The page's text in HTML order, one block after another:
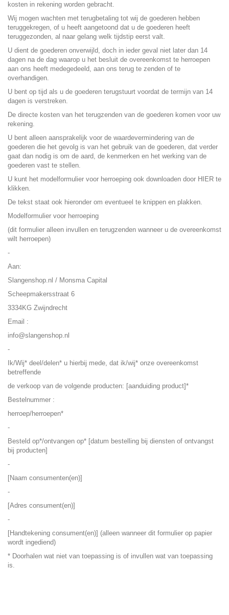
kosten in rekening worden gebracht.
Wij mogen wachten met terugbetaling tot wij de goederen hebben
teruggekregen, of u heeft aangetoond dat u de goederen heeft
teruggezonden, al naar gelang welk tijdstip eerst valt.
U dient de goederen onverwijld, doch in ieder geval niet later dan 14
dagen na de dag waarop u het besluit de overeenkomst te herroepen
aan ons heeft medegedeeld, aan ons terug te zenden of te
overhandigen.
U bent op tijd als u de goederen terugstuurt voordat de termijn van 14
dagen is verstreken.
De directe kosten van het terugzenden van de goederen komen voor uw
rekening.
U bent alleen aansprakelijk voor de waardevermindering van de
goederen die het gevolg is van het gebruik van de goederen, dat verder
gaat dan nodig is om de aard, de kenmerken en het werking van de
goederen vast te stellen.
U kunt het modelformulier voor herroeping ook downloaden door HIER te
klikken.
De tekst staat ook hieronder om eventueel te knippen en plakken.
Modelformulier voor herroeping
(dit formulier alleen invullen en terugzenden wanneer u de overeenkomst
wilt herroepen)
-
Aan:
Slangenshop.nl / Monsma Capital
Scheepmakersstraat 6
3334KG Zwijndrecht
Email :
info@slangenshop.nl
-
Ik/Wij* deel/delen* u hierbij mede, dat ik/wij* onze overeenkomst
betreffende
de verkoop van de volgende producten: [aanduiding product]*
Bestelnummer :
herroep/herroepen*
-
Besteld op*/ontvangen op* [datum bestelling bij diensten of ontvangst
bij producten]
-
[Naam consumenten(en)]
-
[Adres consument(en)]
-
[Handtekening consument(en)] (alleen wanneer dit formulier op papier
wordt ingediend)
* Doorhalen wat niet van toepassing is of invullen wat van toepassing
is.